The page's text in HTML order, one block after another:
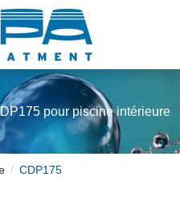
pour piscine intérieure
CDP175